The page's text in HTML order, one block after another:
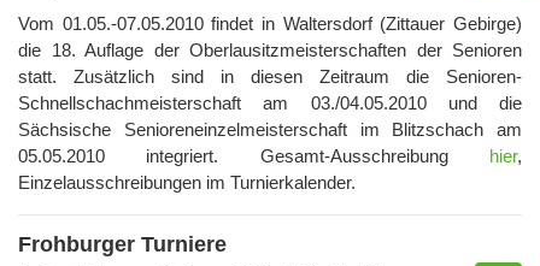
Vom 01.05.-07.05.2010 findet in Waltersdorf (Zittauer Gebirge)
die 18. Auflage der Oberlausitzmeisterschaften der Senioren
statt. Zusätzlich sind in diesen Zeitraum die Senioren-
Schnellschachmeisterschaft am 03./04.05.2010 und die
Sächsische Senioreneinzelmeisterschaft im Blitzschach am
05.05.2010 integriert. Gesamt-Ausschreibung hier,
Einzelausschreibungen im Turnierkalender.
Frohburger Turniere